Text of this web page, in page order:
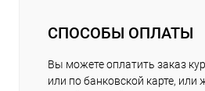
СПОСОБЫ ОПЛАТЫ
Вы можете оплатить заказ
или по банковской карте, или